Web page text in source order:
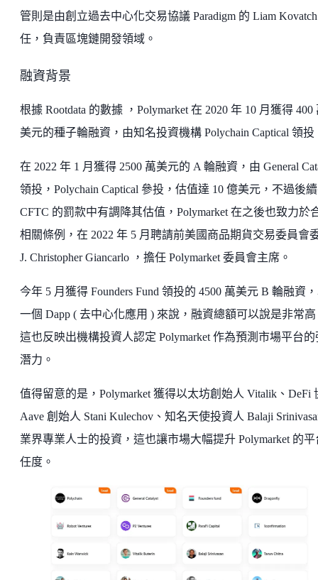
管則是由創立過去中心化交易協議 Paradigm 的 Liam
任，負責區塊鏈開發領域。
融資背景
根據 Rootdata 的數據 ，Polymarket 在 2020 年 10 月獲得 400
美元的種子輪融資，由知名投資機構 Polychain Captical 領投
在 2022 年 1 月獲得 2500 萬美元的 A 輪融資，由 General
領投，Polychain Captical 參投，估值達 10 億美元，不過後
CFTC 的罰款中有調降其估值，Polymarket 在之後也致力於
相關條例，在 2022 年 5 月聘請前美國商品期貨交易委員會
J. Christopher Giancarlo ，擔任 Polymarket 委員會主席。
今年 5 月獲得 Founders Fund 領投的 4500 萬美元 B 輪融資
一個 Dapp ( 去中心化應用 ) 來說，融資總額可以說是非常
這也反映出機構投資人認定 Polymarket 作為預測市場平台的
潛力。
值得留意的是，Polymarket 獲得以太坊創始人 Vitalik、DeFi
Aave 創始人 Stani Kulechov、知名天使投資人 Balaji
業界專業人士的投資，這也讓市場大幅提升 Polymarket 的平
任度。